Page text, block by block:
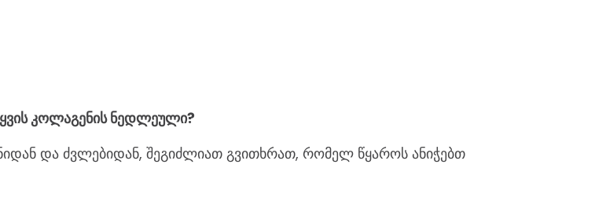
კოლაგენის ნედლეული?
და ძვლებიდან, შეგიძლიათ გვითხრათ, რომელ წყაროს ანიჭებთ